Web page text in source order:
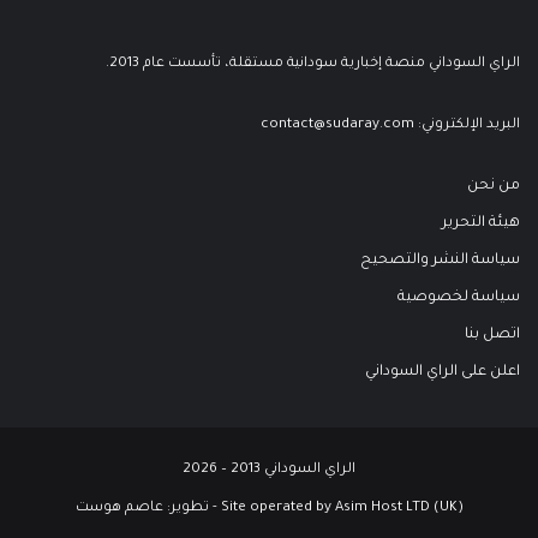
الراي السوداني منصة إخبارية سودانية مستقلة، تأسست عام 2013.
البريد الإلكتروني: contact@sudaray.com
من نحن
هيئة التحرير
سياسة النشر والتصحيح
سياسة لخصوصية
اتصل بنا
اعلن على الراي السوداني
الراي السوداني 2013 – 2026
Site operated by Asim Host LTD (UK) - تطوير: عاصم هوست